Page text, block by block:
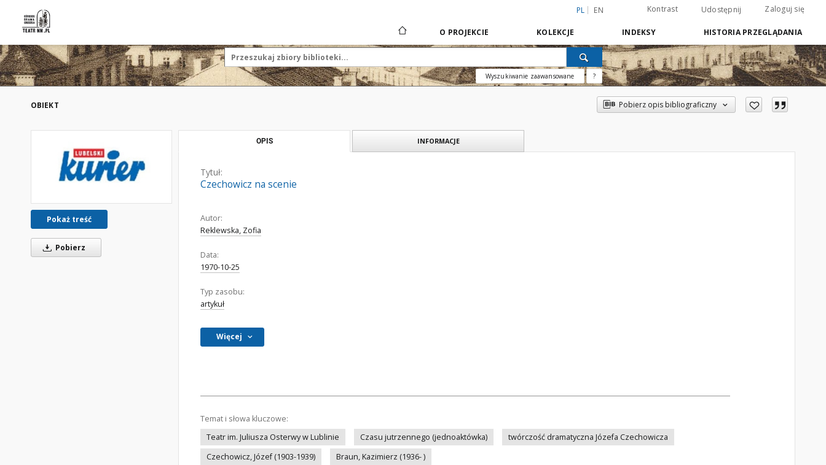
PL EN Kontrast Udostępnij Zaloguj się
O PROJEKCIE KOLEKCJE INDEKSY HISTORIA PRZEGLĄDANIA
Wyszukiwanie zaawansowane ?
OBIEKT Pobierz opis bibliograficzny
Pokaż treść
Pobierz
OPIS INFORMACJE
Tytuł:
Czechowicz na scenie
Autor:
Reklewska, Zofia
Data:
1970-10-25
Typ zasobu:
artykuł
Więcej
Temat i słowa kluczowe:
Teatr im. Juliusza Osterwy w Lublinie
Czasu jutrzennego (jednoaktówka)
twórczość dramatyczna Józefa Czechowicza
Czechowicz, Józef (1903-1939)
Braun, Kazimierz (1936- )